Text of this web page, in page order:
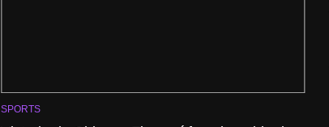
SPORTS